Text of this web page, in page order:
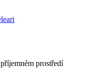
prostředí